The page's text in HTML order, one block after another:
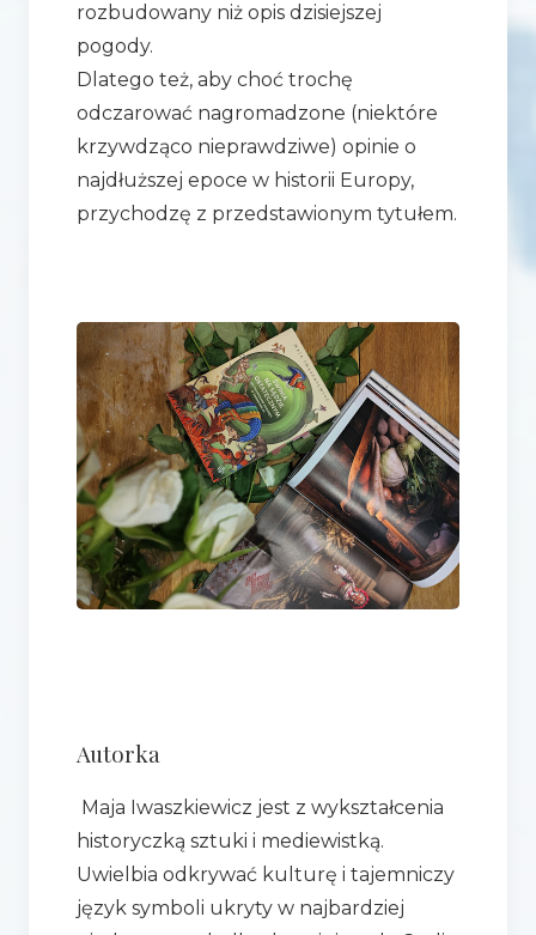
rozbudowany niż opis dzisiejszej
pogody.
Dlatego też, aby choć trochę
odczarować nagromadzone (niektóre
krzywdząco nieprawdziwe) opinie o
najdłuższej epoce w historii Europy,
przychodzę z przedstawionym tytułem.
Autorka
Maja Iwaszkiewicz jest z wykształcenia
historyczką sztuki i mediewistką.
Uwielbia odkrywać kulturę i tajemniczy
język symboli ukryty w najbardziej